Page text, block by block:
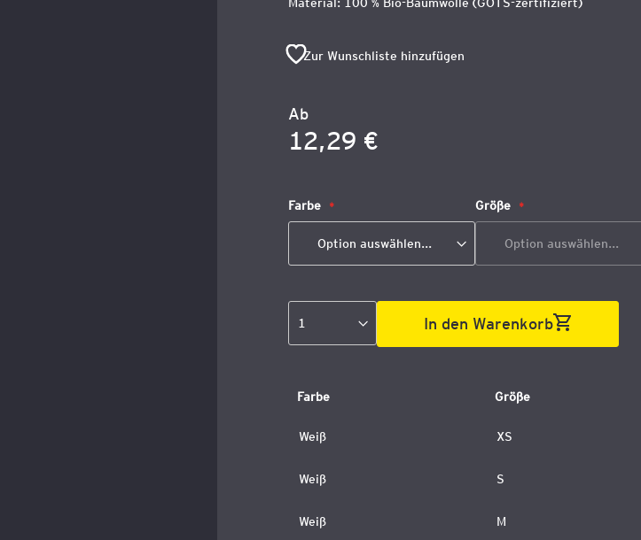
Zur Wunschliste hinzufügen
Ab
12,29 €
Farbe Größe
In den Warenkorb
Farbe Größe
Weiß XS
Weiß S
Weiß M